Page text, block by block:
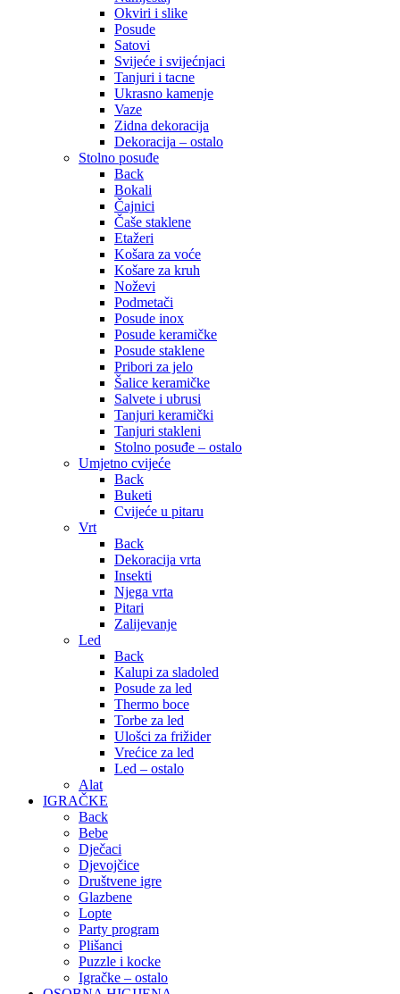
Okviri i slike
Posude
Satovi
Svijeće i svijećnjaci
Tanjuri i tacne
Ukrasno kamenje
Vaze
Zidna dekoracija
Dekoracija – ostalo
Stolno posuđe
Back
Bokali
Čajnici
Čaše staklene
Etažeri
Košara za voće
Košare za kruh
Noževi
Podmetači
Posude inox
Posude keramičke
Posude staklene
Pribori za jelo
Šalice keramičke
Salvete i ubrusi
Tanjuri keramički
Tanjuri stakleni
Stolno posuđe – ostalo
Umjetno cvijeće
Back
Buketi
Cvijeće u pitaru
Vrt
Back
Dekoracija vrta
Insekti
Njega vrta
Pitari
Zalijevanje
Led
Back
Kalupi za sladoled
Posude za led
Thermo boce
Torbe za led
Ulošci za frižider
Vrećice za led
Led – ostalo
Alat
IGRAČKE
Back
Bebe
Dječaci
Djevojčice
Društvene igre
Glazbene
Lopte
Party program
Plišanci
Puzzle i kocke
Igračke – ostalo